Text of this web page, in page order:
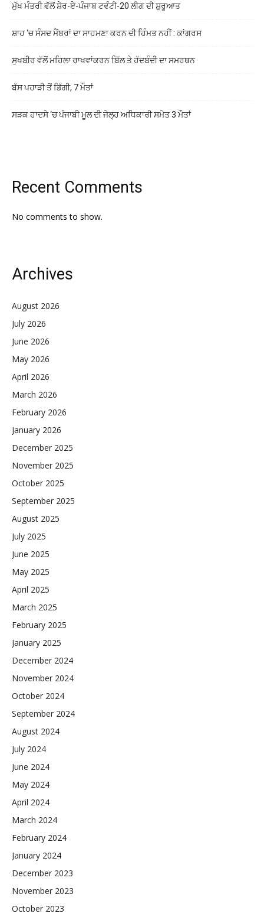
ਮੁੱਖ ਮੰਤਰੀ ਵੱਲੋਂ ਸ਼ੇਰ-ਏ-ਪੰਜਾਬ ਟਵੰਟੀ-20 ਲੀਗ ਦੀ ਸ਼ੁਰੂਆਤ
ਸ਼ਾਹ ‘ਚ ਸੰਸਦ ਮੈਂਬਰਾਂ ਦਾ ਸਾਹਮਣਾ ਕਰਨ ਦੀ ਹਿੰਮਤ ਨਹੀਂ : ਕਾਂਗਰਸ
ਸੁਖਬੀਰ ਵੱਲੋਂ ਮਹਿਲਾ ਰਾਖਵਾਂਕਰਨ ਬਿੱਲ ਤੇ ਹੱਦਬੰਦੀ ਦਾ ਸਮਰਥਨ
ਬੱਸ ਪਹਾੜੀ ਤੋਂ ਡਿੱਗੀ, 7 ਮੌਤਾਂ
ਸੜਕ ਹਾਦਸੇ ‘ਚ ਪੰਜਾਬੀ ਮੂਲ ਦੀ ਜੇਲ੍ਹ ਅਧਿਕਾਰੀ ਸਮੇਤ 3 ਮੌਤਾਂ
Recent Comments
No comments to show.
Archives
August 2026
July 2026
June 2026
May 2026
April 2026
March 2026
February 2026
January 2026
December 2025
November 2025
October 2025
September 2025
August 2025
July 2025
June 2025
May 2025
April 2025
March 2025
February 2025
January 2025
December 2024
November 2024
October 2024
September 2024
August 2024
July 2024
June 2024
May 2024
April 2024
March 2024
February 2024
January 2024
December 2023
November 2023
October 2023